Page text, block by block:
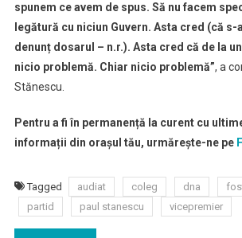
spunem ce avem de spus. Să nu facem
legătură cu niciun Guvern. Asta cred (că s-
denunț dosarul – n.r.). Asta cred că de la
nicio problemă. Chiar nicio problemă”, a
Stănescu.
Pentru a fi în permanență la curent cu
informații din orașul tău, urmărește-ne pe
Tagged audiat coleg dna
partid
paul stanescu vicepremier